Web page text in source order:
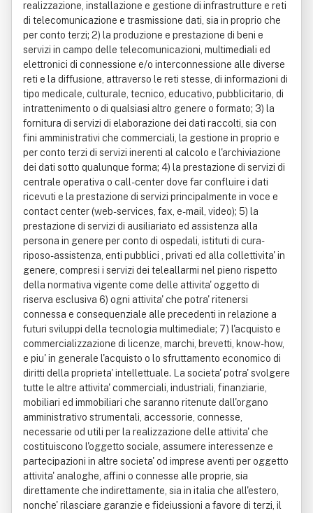
realizzazione, installazione e gestione di infrastrutture e reti
di telecomunicazione e trasmissione dati, sia in proprio che
per conto terzi; 2) la produzione e prestazione di beni e
servizi in campo delle telecomunicazioni, multimediali ed
elettronici di connessione e/o interconnessione alle diverse
reti e la diffusione, attraverso le reti stesse, di informazioni di
tipo medicale, culturale, tecnico, educativo, pubblicitario, di
intrattenimento o di qualsiasi altro genere o formato; 3) la
fornitura di servizi di elaborazione dei dati raccolti, sia con
fini amministrativi che commerciali, la gestione in proprio e
per conto terzi di servizi inerenti al calcolo e l'archiviazione
dei dati sotto qualunque forma; 4) la prestazione di servizi di
centrale operativa o call-center dove far confluire i dati
ricevuti e la prestazione di servizi principalmente in voce e
contact center (web-services, fax, e-mail, video); 5) la
prestazione di servizi di ausiliariato ed assistenza alla
persona in genere per conto di ospedali, istituti di cura-
riposo-assistenza, enti pubblici , privati ed alla collettivita' in
genere, compresi i servizi dei teleallarmi nel pieno rispetto
della normativa vigente come delle attivita' oggetto di
riserva esclusiva 6) ogni attivita' che potra' ritenersi
connessa e consequenziale alle precedenti in relazione a
futuri sviluppi della tecnologia multimediale; 7) l'acquisto e
commercializzazione di licenze, marchi, brevetti, know-how,
e piu' in generale l'acquisto o lo sfruttamento economico di
diritti della proprieta' intellettuale. La societa' potra' svolgere
tutte le altre attivita' commerciali, industriali, finanziarie,
mobiliari ed immobiliari che saranno ritenute dall'organo
amministrativo strumentali, accessorie, connesse,
necessarie od utili per la realizzazione delle attivita' che
costituiscono l'oggetto sociale, assumere interessenze e
partecipazioni in altre societa' od imprese aventi per oggetto
attivita' analoghe, affini o connesse alle proprie, sia
direttamente che indirettamente, sia in italia che all'estero,
nonche' rilasciare garanzie e fideiussioni a favore di terzi, il